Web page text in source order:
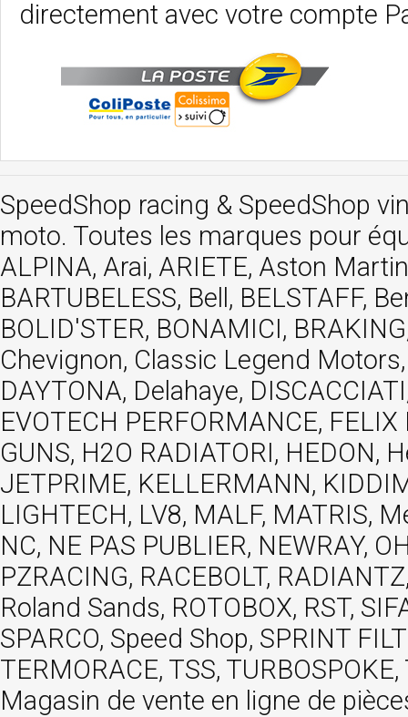
directement avec votre compte
SpeedShop racing & SpeedShop
moto. Toutes les marques pour
ALPINA, Arai, ARIETE, Aston
BARTUBELESS, Bell, BELSTAFF,
BOLID'STER, BONAMICI,
Chevignon, Classic Legend
DAYTONA, Delahaye,
EVOTECH PERFORMANCE,
GUNS, H2O RADIATORI, HEDON,
JETPRIME, KELLERMANN,
LIGHTECH, LV8, MALF, MATRIS,
NC, NE PAS PUBLIER, NEWRAY,
PZRACING, RACEBOLT,
Roland Sands, ROTOBOX, RST,
SPARCO, Speed Shop, SPRINT
TERMORACE, TSS,
Magasin de vente en ligne de